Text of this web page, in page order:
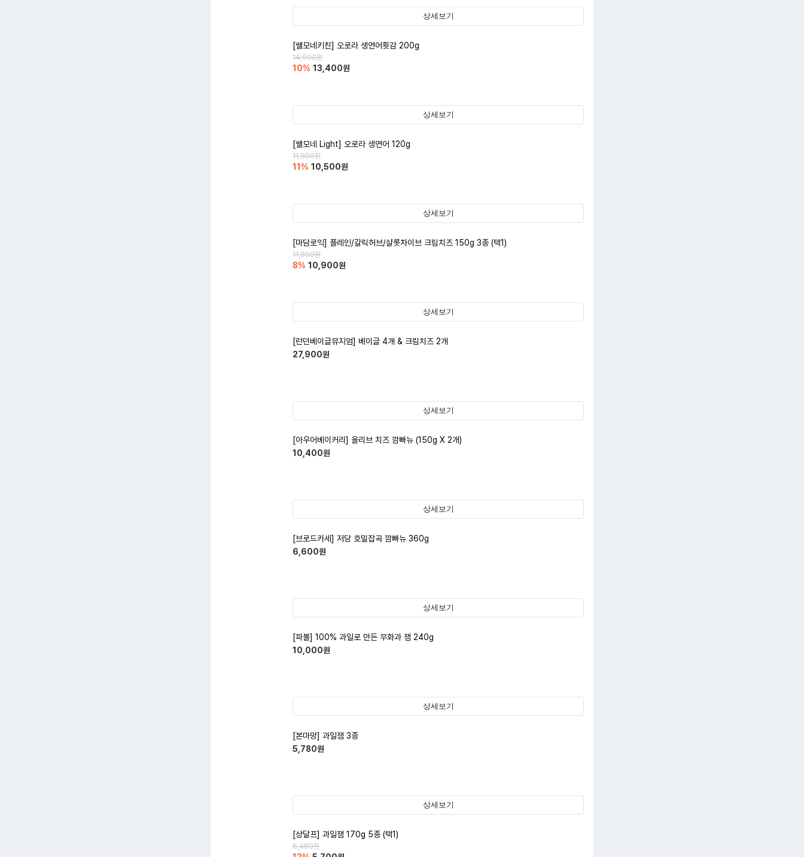
상세보기
[쌜모네키친] 오로라 생연어횟감 200g
14,900원
10% 13,400원
상세보기
[쌜모네 Light] 오로라 생연어 120g
11,900원
11 % 10,500원
상세보기
[마담로익] 플레인/갈릭허브/샬롯차이브 크림치즈 150g 3종 (택1)
11,900원
8% 10,900원
상세보기
[런던베이글뮤지엄] 베이글 4개 & 크림치즈 2개
27,900원
상세보기
[아우어베이커리] 올리브 치즈 깜빠뉴 (150g X 2개)
10,400원
상세보기
[브로드카세] 저당 호밀잡곡 깜빠뉴 360g
6,600원
상세보기
[파볼] 100% 과일로 만든 무화과 잼 240g
10,000원
상세보기
[본마망] 과일잼 3종
5,780원
상세보기
[샹달프] 과일잼 170g 5종 (택1)
6,480원